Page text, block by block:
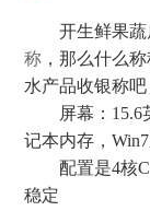
开生鲜果蔬
称 ，那么什么
水产品收银称
屏幕：15.6英
记本内存，Win7
配置是4核
稳定